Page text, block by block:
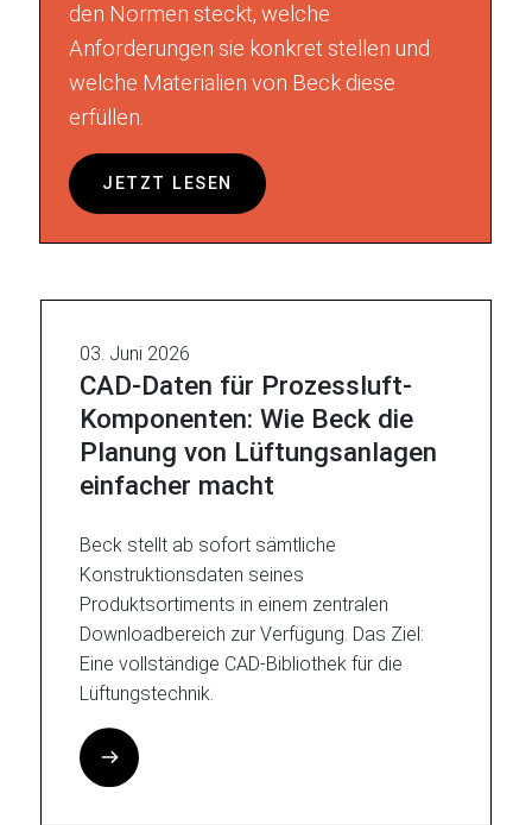
den Normen steckt, welche
Anforderungen sie konkret stellen und
welche Materialien von Beck diese
erfüllen.
JETZT LESEN
03. Juni 2026
CAD-Daten für Prozessluft-
Komponenten: Wie Beck die
Planung von Lüftungsanlagen
einfacher macht
Beck stellt ab sofort sämtliche
Konstruktionsdaten seines
Produktsortiments in einem zentralen
Downloadbereich zur Verfügung. Das Ziel:
Eine vollständige CAD-Bibliothek für die
Lüftungstechnik.